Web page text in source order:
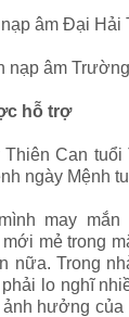
âm Đại Hải
nạp âm
hỗ trợ
Thiên Can
ngày Mệnh
may
mẻ trong
nữa. Trong
lo nghĩ
hưởng